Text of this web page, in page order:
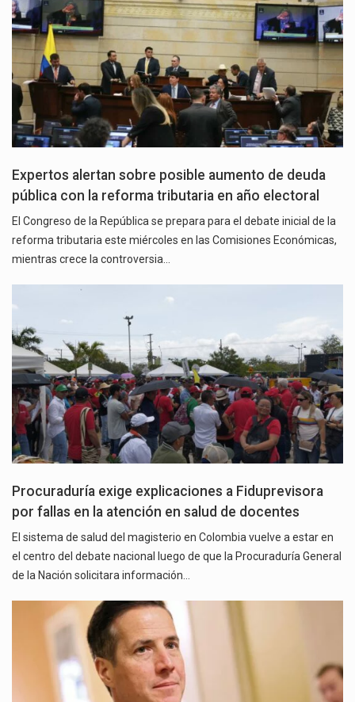
Expertos alertan sobre posible aumento de deuda
pública con la reforma tributaria en año electoral
El Congreso de la República se prepara para el debate inicial de la
reforma tributaria este miércoles en las Comisiones Económicas,
mientras crece la controversia…
Procuraduría exige explicaciones a Fiduprevisora
por fallas en la atención en salud de docentes
El sistema de salud del magisterio en Colombia vuelve a estar en
el centro del debate nacional luego de que la Procuraduría General
de la Nación solicitara información…